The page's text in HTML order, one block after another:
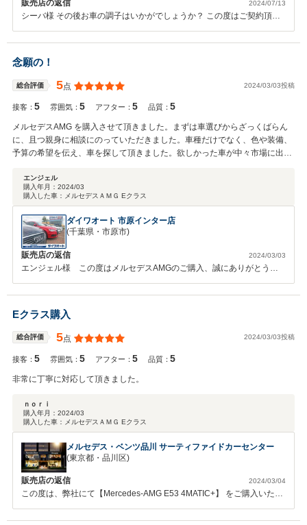
販売店の返信 2024/07/13
シーバ様 その後お車の調子はいかがでしょうか？ この度はご契約頂き
まして、誠にありがとうございます。また、このような高い評価のクチ
コミを頂き、松本をはじめ、スタッフ一同大変うれしく思います。 お
客様に喜んで頂けることが、何よりも私共の励みになります。車内外の
クリーニングやお車の細部に渡るご説明も、今後より一層社員全員で徹
底させたいと思っております。またぜひお気軽にお立ち寄りください。
今後ともどうぞ宜しくお願い致します。
念願の！
総合評価 5点 2024/03/03投稿
接客：5 雰囲気：5 アフター：5 品質：5
メルセデスAMG を購入させて頂きました。まずは車選びからざっくばらん
に、且つ親身に相談にのっていただきました。車種だけでなく、色や装備、
予算の希望を伝え、車を探して頂きました。欲しかった車が中々市場に出て
強く熱心に探して頂き、その結果、とっても状態の良い大満足の車両に巡り
合うことができました。納車までの手続きや段取りもスムーズ&迅速に対応
頂きました。 納車時にグリルのカスタムも対応していただき、車両も対応も
大満足です！ 以前は、維持費や修理費など大変なイメージある輸入車をずっ
と避けていましたが、顧客に寄り添った親身なアフターフォローを心掛けら
れているダイワオートさんに出会ってからはその懸念が払拭され、今では気
がつけば、家族みんなで輸入車を購入させてもらってます笑 今後ともどうぞ
よろしくお願いいたします！
エンジェル
購入年月： 2024/03
購入した車：
メルセデスＡＭＧ Eクラス
ダイワオート 市原インター店
(千葉県・市原市)
販売店の返信 2024/03/03
エンジェル様 この度はメルセデスAMGのご購入、誠にありがとうご
ご希望に副ったＡＭＧをご納車出来て本当に嬉しく思います☆ ご納車
ルも収められて良かったです☆ 車が来る前から車庫の準備、希望ナン
バー等、事前の準備もスムーズにできて、最短納車が出来てほっとしま
した♪ 輸入車をメインに扱う弊社としては、とても励みになる、心強い
お言葉を頂けてとてもうれしいです☆ 輸入車購入するのにあたり、維
も、 どうしたらお客様に気軽に輸入車を楽しんでいただけるか？ 万
題でもあります。エンジェル様ご家族様はじめ、全てのお客様に輸入車
を楽しんで頂けるように、 これからも日々、精進します！ これから
Eクラス購入
総合評価 5点 2024/03/03投稿
接客：5 雰囲気：5 アフター：5 品質：5
非常に丁寧に対応して頂きました。
ｎｏｒｉ
購入年月： 2024/03
購入した車：
メルセデスＡＭＧ Eクラス
メルセデス・ベンツ品川 サーティファイドカーセンター
(東京都・品川区)
販売店の返信 2024/03/04
この度は、弊社にて【Mercedes-AMG E53 4MATIC+】 をご購入いただ
き誠にありがとうございました。 また、貴重なコメント頂戴し誠にあ
りがとうございます。お車のご購入に際しましてのお手続き・ご用意頂